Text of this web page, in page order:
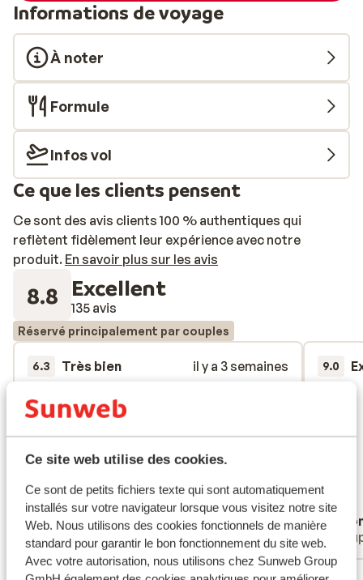
Ce site web utilise des cookies.
Ce sont de petits fichiers texte qui sont automatiquement
installés sur votre navigateur lorsque vous visitez notre site
Web. Nous utilisons des cookies fonctionnels de manière
standard pour garantir le bon fonctionnement du site web.
Avec votre autorisation, nous utilisons chez Sunweb Group
Informations de voyage
À noter
Formule
Infos vol
Ce que les clients pensent
Ce sont des avis clients 100 % authentiques qui
reflètent fidèlement leur expérience avec notre
produit. En savoir plus sur les avis
8.8 Excellent
135 avis
Réservé principalement par couples
6.3 Très bien
il y a 3 semaines
pas 5 étoiles. Le mobilier et les
bain avaient une odeur un peu bizare et je
ne les ai pas utilisés surtout le gel de
douche.Pas des chaussons de courtoisie
et des peignoirs. On les a reçu après 3
jours. Le frigo de chambre doit être
remplacé, tout ce que on mettait geler et
pas 5 étoiles. Le mobilier et les
bain avaient une odeur un peu bizare et je
ne les ai pas utilisés surtout le gel de
douche.... plus
Daniela
Familles
9.0